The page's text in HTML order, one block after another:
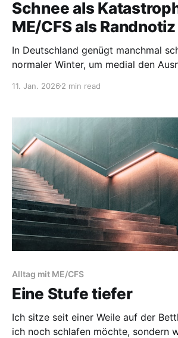
Schnee als
ME/CFS als Randnotiz
In Deutschland genügt manchmal
normaler Winter, um medial den
stärker, und die vertraute
Schlagzeilen, die von „Gefahr für
sprechen. Aber mal ehrlich: Ist das,
wird,
11. Jan. 2026 2 min read
Alltag mit ME/CFS
Eine Stufe tiefer
Ich sitze seit einer Weile auf der
ich noch schlafen möchte, sondern